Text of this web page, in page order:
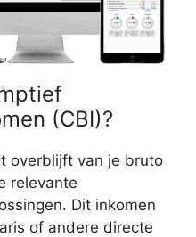
(CBI)?
overblijft van je bruto
relevante
Dit inkomen
of andere directe